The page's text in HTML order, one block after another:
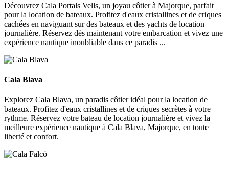
Découvrez Cala Portals Vells, un joyau côtier à Majorque, parfait
pour la location de bateaux. Profitez d'eaux cristallines et de criques
cachées en naviguant sur des bateaux et des yachts de location
journalière. Réservez dès maintenant votre embarcation et vivez une
expérience nautique inoubliable dans ce paradis ...
Cala Blava
Cala Blava
Explorez Cala Blava, un paradis côtier idéal pour la location de
bateaux. Profitez d'eaux cristallines et de criques secrètes à votre
rythme. Réservez votre bateau de location journalière et vivez la
meilleure expérience nautique à Cala Blava, Majorque, en toute
liberté et confort.
Cala Falcó